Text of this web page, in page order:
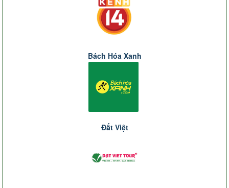
Bách Hóa Xanh
Đất Việt